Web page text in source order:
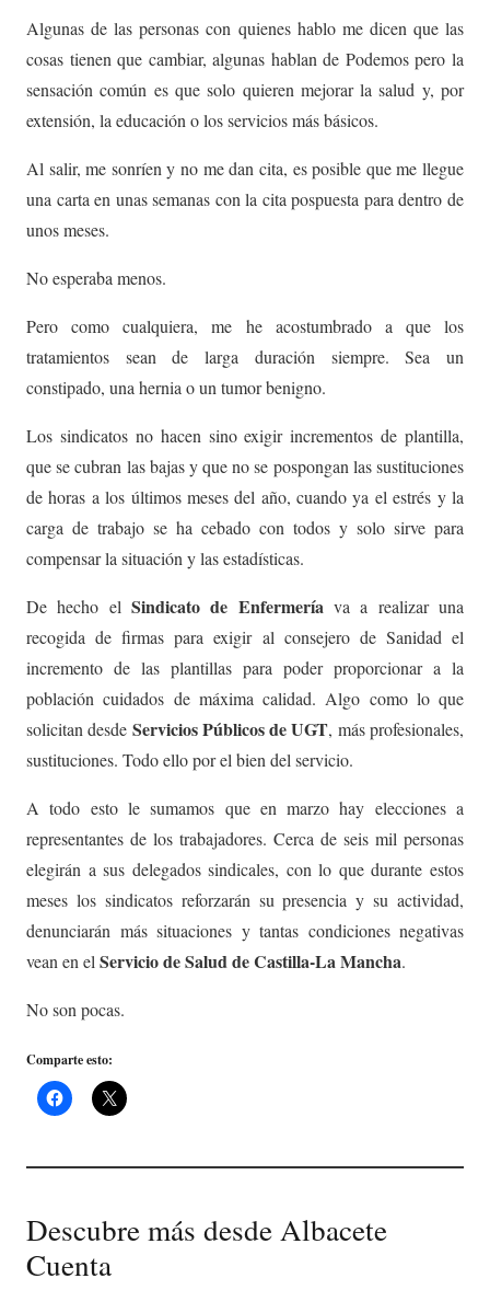
Algunas de las personas con quienes hablo me dicen que las
cosas tienen que cambiar, algunas hablan de Podemos pero la
sensación común es que solo quieren mejorar la salud y, por
extensión, la educación o los servicios más básicos.
Al salir, me sonríen y no me dan cita, es posible que me llegue
una carta en unas semanas con la cita pospuesta para dentro de
unos meses.
No esperaba menos.
Pero como cualquiera, me he acostumbrado a que los
tratamientos sean de larga duración siempre. Sea un
constipado, una hernia o un tumor benigno.
Los sindicatos no hacen sino exigir incrementos de plantilla,
que se cubran las bajas y que no se pospongan las sustituciones
de horas a los últimos meses del año, cuando ya el estrés y la
carga de trabajo se ha cebado con todos y solo sirve para
compensar la situación y las estadísticas.
De hecho elSindicato de Enfermería va a realizar una
recogida de firmas para exigir al consejero de Sanidad el
incremento de las plantillas para poder proporcionar a la
población cuidados de máxima calidad. Algo como lo que
solicitan desde Servicios Públicos de UGT, más profesionales,
sustituciones. Todo ello por el bien del servicio.
A todo esto le sumamos que en marzo hay elecciones a
representantes de los trabajadores. Cerca de seis mil personas
elegirán a sus delegados sindicales, con lo que durante estos
meses los sindicatos reforzarán su presencia y su actividad,
denunciarán más situaciones y tantas condiciones negativas
vean en el Servicio de Salud de Castilla-La Mancha.
No son pocas.
Comparte esto:
Descubre más desde Albacete
Cuenta